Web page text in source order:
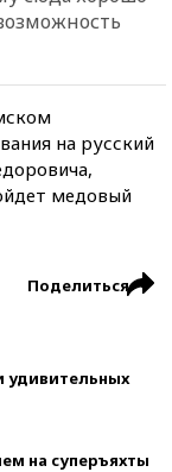
на русский
медовый
Поделиться
удивительных
на суперъяхты